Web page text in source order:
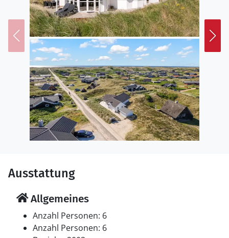
Ausstattung
Allgemeines
Anzahl Personen: 6
Anzahl Personen: 6